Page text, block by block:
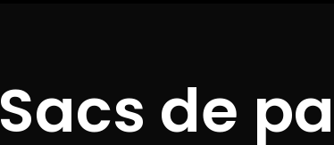
Sacs de